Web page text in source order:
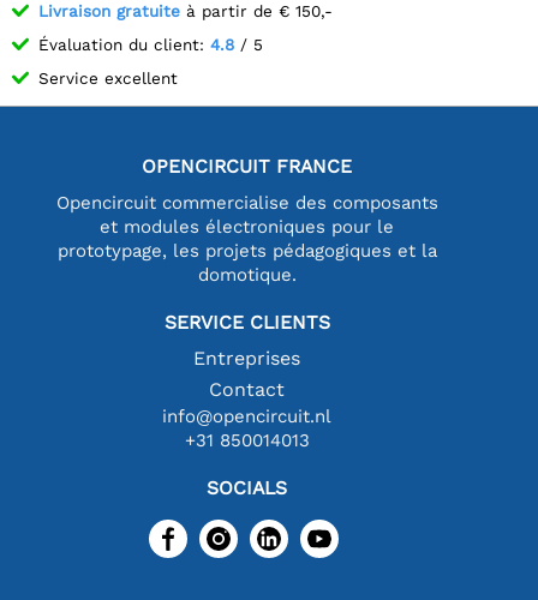
Livraison gratuite à partir de € 150,-
Évaluation du client: 4.8 / 5
Service excellent
OPENCIRCUIT FRANCE
Opencircuit commercialise des composants
et modules électroniques pour le
prototypage, les projets pédagogiques et la
domotique.
SERVICE CLIENTS
Entreprises
Contact
info@opencircuit.nl
+31 850014013
SOCIALS